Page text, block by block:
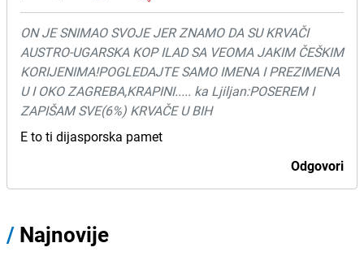
ON JE SNIMAO SVOJE JER ZNAMO DA SU KRVAČI
AUSTRO-UGARSKA KOP ILAD SA VEOMA JAKIM ČEŠKIM
KORIJENIMA!POGLEDAJTE SAMO IMENA I PREZIMENA
U I OKO ZAGREBA,KRAPINI..... ka Ljiljan:POSEREM I
ZAPIŠAM SVE(6%) KRVAČE U BIH
E to ti dijasporska pamet
Odgovori
/ Najnovije